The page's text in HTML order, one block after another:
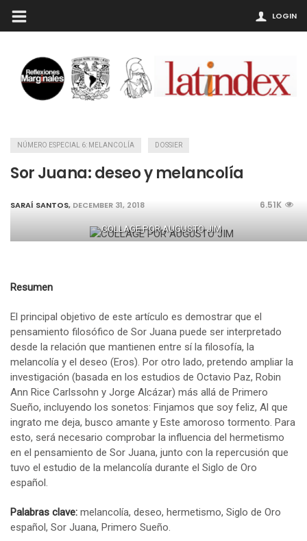
LOGIN
NÚMERO ESPECIAL 6: MELANCOLÍA DOSSIER
Sor Juana: deseo y melancolía
SARAÍ SANTOS, DECEMBER 31, 2018 6.51K
COLLAGE POR AUGUSTO JIM
Resumen
El principal objetivo de este artículo es demostrar que el
pensamiento filosófico de Sor Juana puede ser interpretado
desde la relación que mantienen entre sí la filosofía, la
melancolía y el deseo (Eros). Por otro lado, pretendo ampliar la
investigación (basada en los estudios de Octavio Paz, Robin
Ann Rice Carlssohn y Jorge Alcázar) más allá de Primero
Sueño, incluyendo los sonetos: Finjamos que soy feliz, Al que
ingrato me deja, busco amante y Este amoroso tormento. Para
esto, será necesario comprobar la influencia del hermetismo
en el pensamiento de Sor Juana, junto con la repercusión que
tuvo el estudio de la melancolía durante el Siglo de Oro
español.
Palabras clave: melancolía, deseo, hermetismo, Siglo de Oro
español, Sor Juana, Primero Sueño.